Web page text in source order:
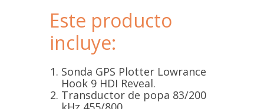
Este producto
incluye:
Sonda GPS Plotter Lowrance
Hook 9 HDI Reveal.
Transductor de popa 83/200